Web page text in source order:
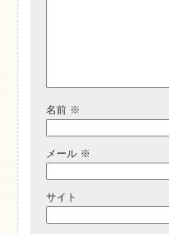
名前 ※
メール ※
サイト